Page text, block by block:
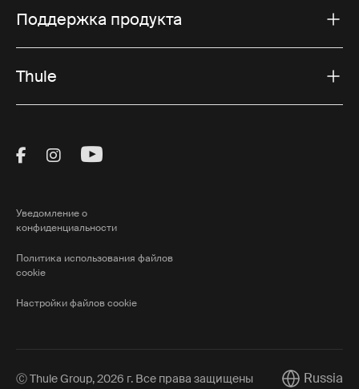
Поддержка продукта
Thule
Visit Thule on Facebook (external link)
Visit Thule on Instagram (external link)
Visit Thule on Youtube (external
Уведомление о
конфиденциальности
Политика использования файлов
cookie
Настройки файлов cookie
Ⓒ Thule Group, 2026 г. Все права защищены Russia